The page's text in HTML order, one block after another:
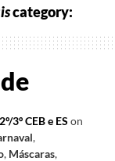
category:
3º CEB e ES on
,
, Máscaras,